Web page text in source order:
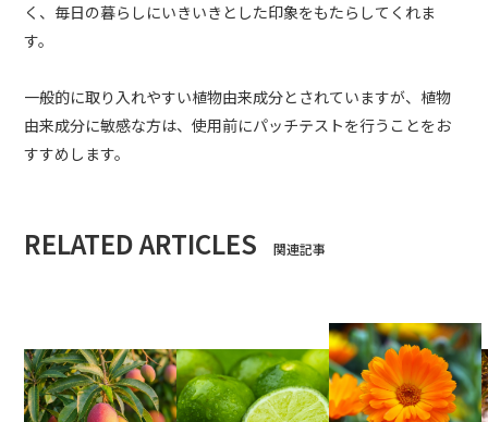
く、毎日の暮らしにいきいきとした印象をもたらしてくれま
す。
一般的に取り入れやすい植物由来成分とされていますが、植物
由来成分に敏感な方は、使用前にパッチテストを行うことをお
すすめします。
RELATED ARTICLES 関連記事